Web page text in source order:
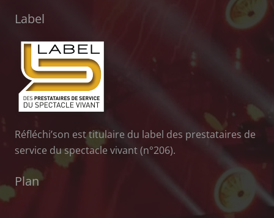
Label
Réfléchi’son est titulaire du label des prestataires de
service du spectacle vivant (n°206).
Plan